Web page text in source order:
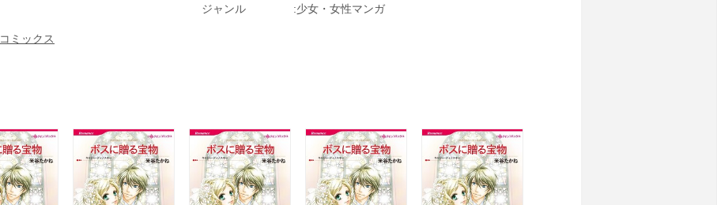
ジャンル 少女・女性マンガ
ミックス